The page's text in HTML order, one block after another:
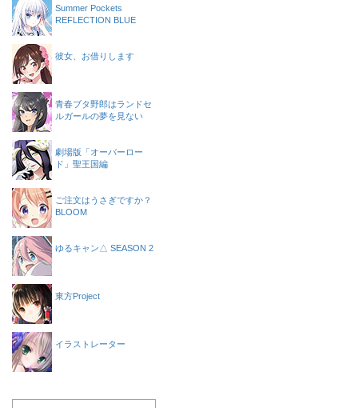
Summer Pockets
REFLECTION BLUE
彼女、お借りします
青春ブタ野郎はランドセ
ルガールの夢を見ない
劇場版「オーバーロー
ド」聖王国編
ご注文はうさぎですか？
BLOOM
ゆるキャン△ SEASON 2
東方Project
イラストレーター